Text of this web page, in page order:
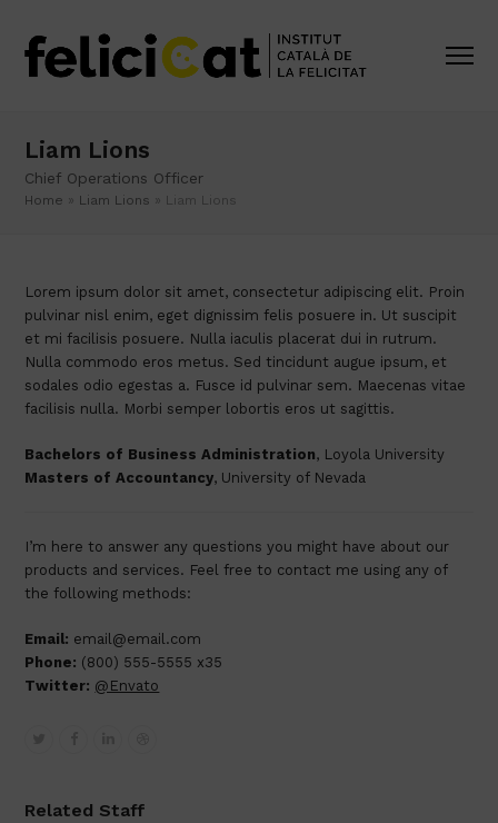
Liam Lions
Chief Operations Officer
Home » Liam Lions » Liam Lions
Lorem ipsum dolor sit amet, consectetur adipiscing elit. Proin
pulvinar nisl enim, eget dignissim felis posuere in. Ut suscipit
et mi facilisis posuere. Nulla iaculis placerat dui in rutrum.
Nulla commodo eros metus. Sed tincidunt augue ipsum, et
sodales odio egestas a. Fusce id pulvinar sem. Maecenas vitae
facilisis nulla. Morbi semper lobortis eros ut sagittis.
Bachelors of Business Administration, Loyola University
Masters of Accountancy, University of Nevada
I’m here to answer any questions you might have about our
products and services. Feel free to contact me using any of
the following methods:
Email: email@email.com
Phone: (800) 555-5555 x35
Twitter: @Envato
Related Staff